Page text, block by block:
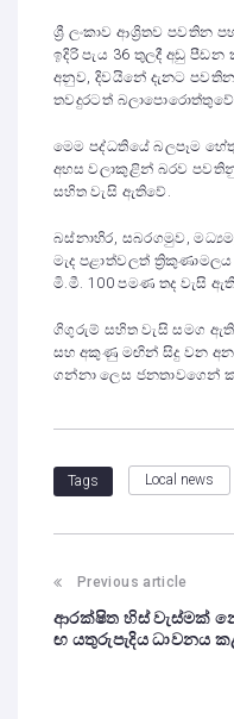
ශ්‍රී ලංකාව ආශ්‍රිතව පවතින
ඉදිරි පැය 36 තුලදී අඩු
අනුව, දිවයිනේ දැනට
තවදුරටත්
මෙම පද්ධතියේ බලපෑම
අහස වලාකුළින් බරව
සහිත වැසි ඇතිවේ.
බස්නාහිර, සබරගමුව,
මැද පළාත්වලත්
මි.මී. 100 පමණ තද වැසි
ගිගුරුම් සහිත වැසි සමග
සහ අකුණු මඟින් සිදු වන
ගන්නා ලෙස ජනතාවගෙන්
Tags Local news
Previous article
ආරක්ෂිත හිස් වැස්මක්
ඟ යතුරුපැදිය ධාවනය